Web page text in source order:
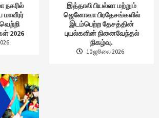
நகரில்
மாவீரர்
2026
இத்தாலி பியல்லா மற்றும்
ஜெனோவா பிரதேசங்களில்
இடம்பெற்ற தேசத்தின்
புயல்களின் நினைவேந்தல்
நிகழ்வு.
10 ஜூலை 2026